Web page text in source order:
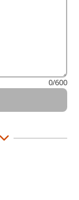
0/600